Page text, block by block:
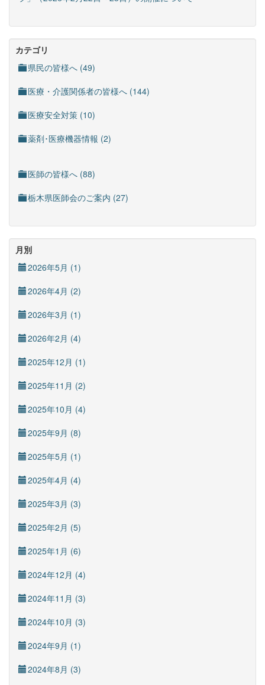
カテゴリ
県民の皆様へ (49)
医療・介護関係者の皆様へ (144)
医療安全対策 (10)
薬剤･医療機器情報 (2)
医師の皆様へ (88)
栃木県医師会のご案内 (27)
月別
2026年5月 (1)
2026年4月 (2)
2026年3月 (1)
2026年2月 (4)
2025年12月 (1)
2025年11月 (2)
2025年10月 (4)
2025年9月 (8)
2025年5月 (1)
2025年4月 (4)
2025年3月 (3)
2025年2月 (5)
2025年1月 (6)
2024年12月 (4)
2024年11月 (3)
2024年10月 (3)
2024年9月 (1)
2024年8月 (3)